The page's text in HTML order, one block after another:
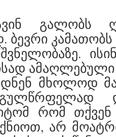
გალობს
მხოლოდ
რომ თქვენ
არ